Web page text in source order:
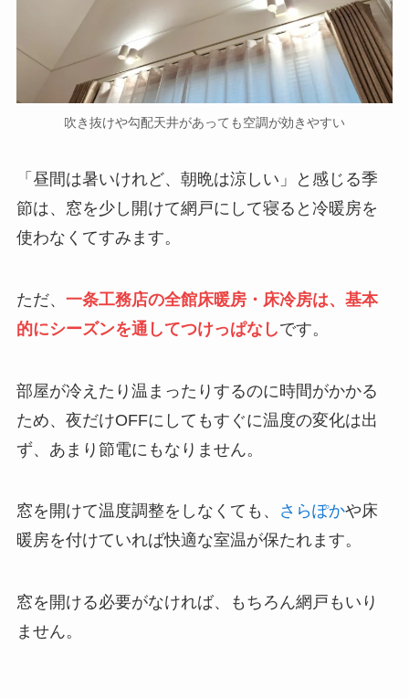
吹き抜けや勾配天井があっても空調が効きやすい
「昼間は暑いけれど、朝晩は涼しい」と感じる季
節は、窓を少し開けて網戸にして寝ると冷暖房を
使わなくてすみます。
ただ、 一条工務店の全館床暖房・床冷房は、基本
的にシーズンを通してつけっぱなしです。
部屋が冷えたり温まったりするのに時間がかかる
ため、夜だけOFFにしてもすぐに温度の変化は出
ず、あまり節電にもなりません。
窓を開けて温度調整をしなくても、 さらぽかや床
暖房を付けていれば快適な室温が保たれます。
窓を開ける必要がなければ、もちろん網戸もいり
ません。